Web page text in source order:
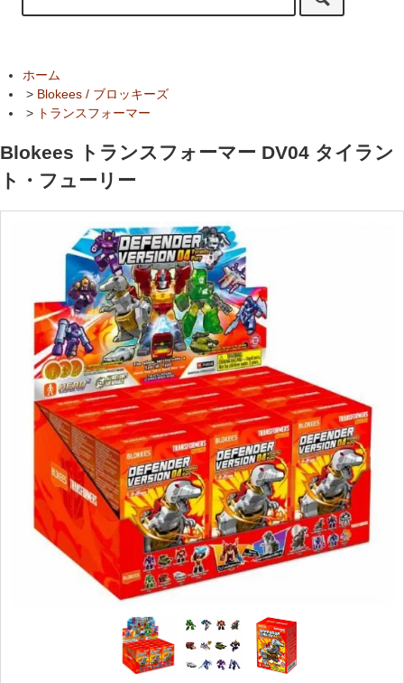
ホーム
> Blokees / ブロッキーズ
> トランスフォーマー
Blokees トランスフォーマー DV04 タイラン
ト・フューリー